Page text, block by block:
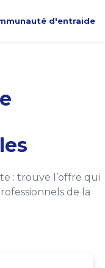
d'entraide
: trouve l’offre qui
de la